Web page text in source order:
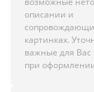
описании и
картинках.
важные для Вас
при